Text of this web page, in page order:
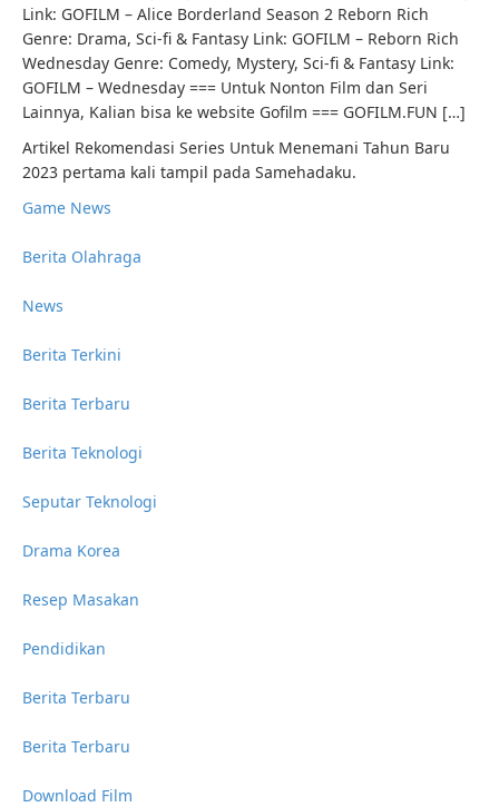
Link: GOFILM – Alice Borderland Season 2 Reborn Rich
Genre: Drama, Sci-fi & Fantasy Link: GOFILM – Reborn Rich
Wednesday Genre: Comedy, Mystery, Sci-fi & Fantasy Link:
GOFILM – Wednesday === Untuk Nonton Film dan Seri
Lainnya, Kalian bisa ke website Gofilm === GOFILM.FUN […]
Artikel Rekomendasi Series Untuk Menemani Tahun Baru
2023 pertama kali tampil pada Samehadaku.
Game News
Berita Olahraga
News
Berita Terkini
Berita Terbaru
Berita Teknologi
Seputar Teknologi
Drama Korea
Resep Masakan
Pendidikan
Berita Terbaru
Berita Terbaru
Download Film